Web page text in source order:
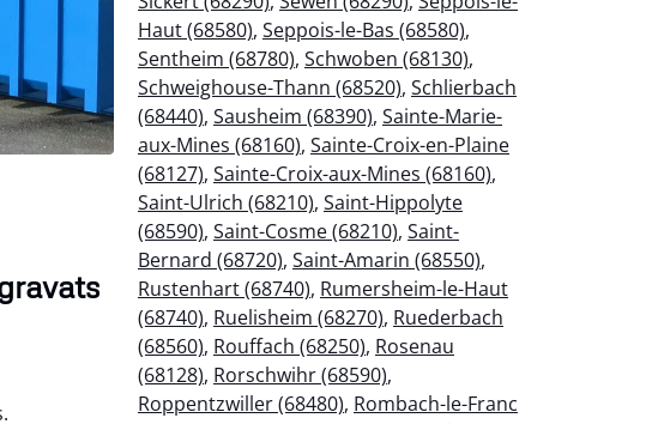
Haut (68580), Seppois-le-Bas (68580),
Sentheim (68780), Schwoben (68130),
Schweighouse-Thann (68520), Schlierbach
(68440), Sausheim (68390), Sainte-Marie-
aux-Mines (68160), Sainte-Croix-en-Plaine
(68127), Sainte-Croix-aux-Mines (68160),
Saint-Ulrich (68210), Saint-Hippolyte
(68590), Saint-Cosme (68210), Saint-
Bernard (68720), Saint-Amarin (68550),
Rustenhart (68740), Rumersheim-le-Haut
(68740), Ruelisheim (68270), Ruederbach
(68560), Rouffach (68250), Rosenau
(68128), Rorschwihr (68590),
Roppentzwiller (68480), Rombach-le-Franc